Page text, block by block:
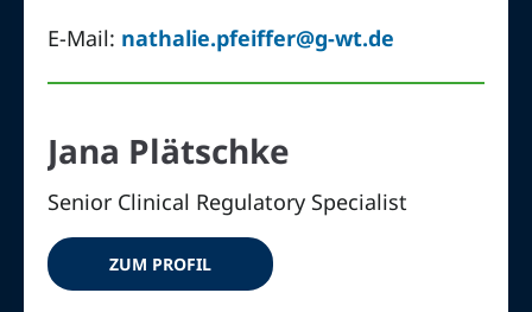
E-Mail: nathalie.pfeiffer@g-wt.de
Jana Plätschke
Senior Clinical Regulatory Specialist
ZUM PROFIL